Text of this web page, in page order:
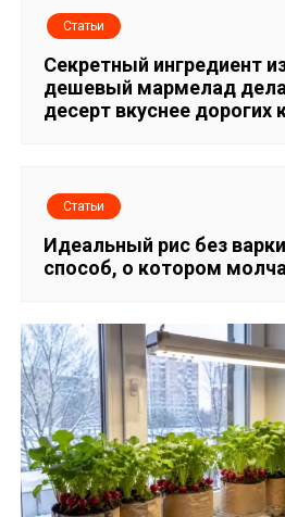
Статьи
Секретный ингредиент
дешевый мармелад
десерт вкуснее дорогих
Статьи
Идеальный рис без
способ, о котором